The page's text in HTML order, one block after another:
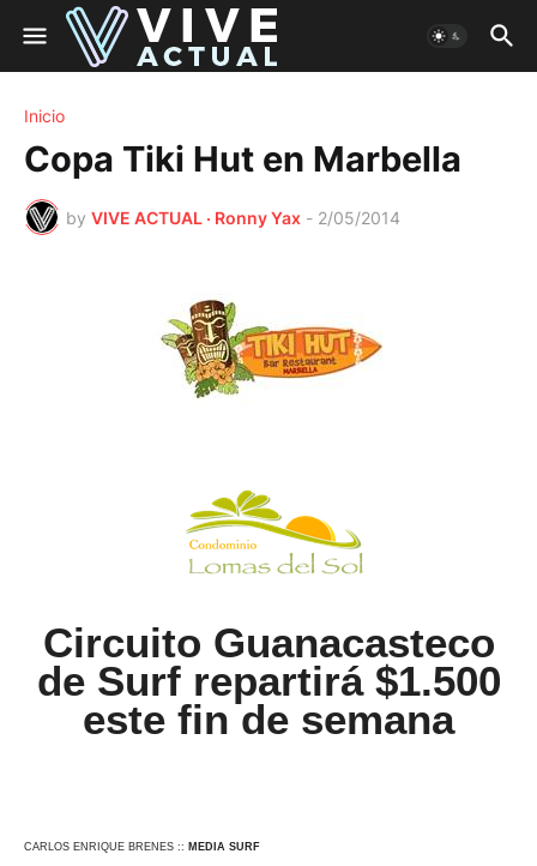
Inicio
Copa Tiki Hut en Marbella
by VIVE ACTUAL · Ronny Yax - 2/05/2014
Circuito Guanacasteco
de Surf repartirá $1.500
este fin de semana
CARLOS ENRIQUE BRENES :: MEDIA SURF